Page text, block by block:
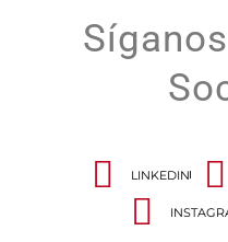
LINKEDIN